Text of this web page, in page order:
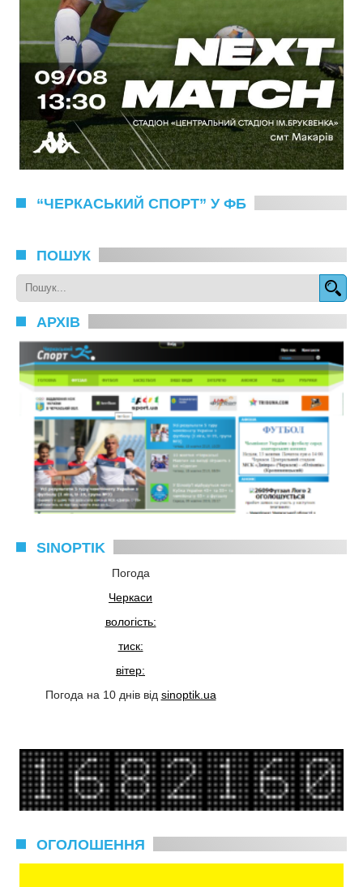
“ЧЕРКАСЬКИЙ СПОРТ” У ФБ
ПОШУК
АРХІВ
SINOPTIK
Погода
Черкаси
вологість:
тиск:
вітер:
Погода на 10 днів від sinoptik.ua
ОГОЛОШЕННЯ